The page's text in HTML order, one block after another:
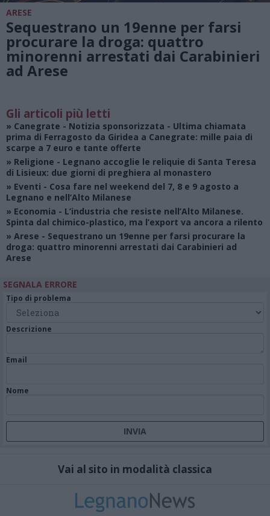
ARESE
Sequestrano un 19enne per farsi
procurare la droga: quattro
minorenni arrestati dai Carabinieri
ad Arese
Gli articoli più letti
» Canegrate - Notizia sponsorizzata - Ultima chiamata
prima di Ferragosto da Giridea a Canegrate: mille paia di
scarpe a 7 euro e tante offerte
» Religione - Legnano accoglie le reliquie di Santa Teresa
di Lisieux: due giorni di preghiera al monastero
» Eventi - Cosa fare nel weekend del 7, 8 e 9 agosto a
Legnano e nell’Alto Milanese
» Economia - L’industria che resiste nell’Alto Milanese.
Spinta dal chimico-plastico, ma l’export va ancora a rilento
» Arese - Sequestrano un 19enne per farsi procurare la
droga: quattro minorenni arrestati dai Carabinieri ad
Arese
SEGNALA ERRORE
Tipo di problema
Descrizione
Email
Nome
Vai al sito in modalità classica